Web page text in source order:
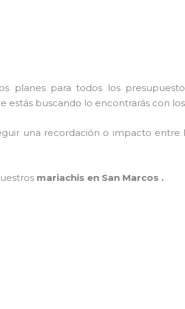
planes para todos los
estás buscando lo encontrarás con
una recordación o impacto entre
mariachis en San Marcos .